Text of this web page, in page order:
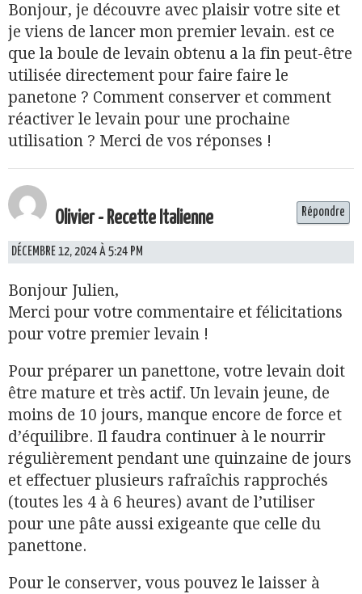
Bonjour, je découvre avec plaisir votre site et
je viens de lancer mon premier levain. est ce
que la boule de levain obtenu a la fin peut-être
utilisée directement pour faire faire le
panetone ? Comment conserver et comment
réactiver le levain pour une prochaine
utilisation ? Merci de vos réponses !
Olivier - Recette Italienne
DÉCEMBRE 12, 2024 À 5:24 PM
Bonjour Julien,
Merci pour votre commentaire et félicitations
pour votre premier levain !
Pour préparer un panettone, votre levain doit
être mature et très actif. Un levain jeune, de
moins de 10 jours, manque encore de force et
d’équilibre. Il faudra continuer à le nourrir
régulièrement pendant une quinzaine de jours
et effectuer plusieurs rafraîchis rapprochés
(toutes les 4 à 6 heures) avant de l’utiliser
pour une pâte aussi exigeante que celle du
panettone.
Pour le conserver, vous pouvez le laisser à
Répondre